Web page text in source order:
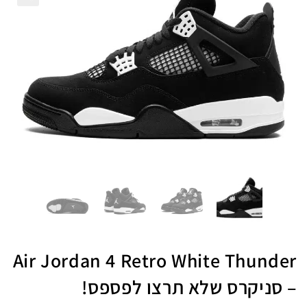
Air Jordan 4 Retro White Thunder
– סניקרס שלא תרצו לפספס!